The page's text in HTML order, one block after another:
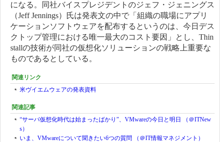
になる。同社バイスプレジデントのジェフ・ジェニングス
（Jeff Jennings）氏は発表文の中で「組織の職場にアプリ
ケーションソフトウェアを配布するというのは、今日デス
クトップ管理における唯一最大のコスト要因」とし、Thin
stallの技術が同社の仮想化ソリューションの戦略上重要な
ものであるとしている。
関連リンク
米ヴイエムウェアの発表資料
関連記事
“サーバ仮想化時代は始まったばかり”、VMwareの今日と明日 （＠ITNew
s）
いま、VMwareについて聞きたい6つの質問 （＠IT情報マネジメント）